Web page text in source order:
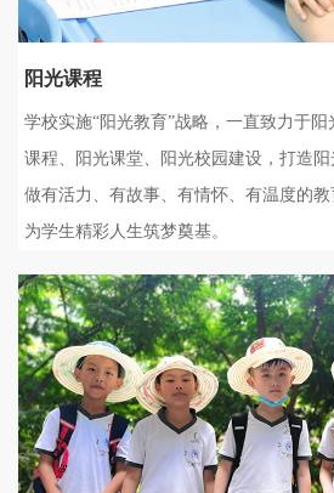
阳光课程
学校实施“阳光教育”战略，一直致力于
课程、阳光课堂、阳光校园建设，打造阳
做有活力、有故事、有情怀、有温度的教
为学生精彩人生筑梦奠基。